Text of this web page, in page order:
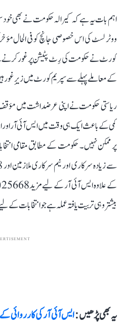
اہم بات یہ ہے کہ کیرالہ حکومت نے بھی
ووٹر لسٹ کی اس خصوصی جانچ کو فی الحال
کورٹ نے حکومت کی رِٹ پٹیشن پر غور کرنے سے
کے معاملے پہلے سے سپریم کورٹ میں زیرِ غور
ریاستی حکومت نے اپنی عرضداشت میں مؤقف
کمی کے باعث ایک ہی وقت میں ایس آئی آر اور
بیشتر وہی تربیت یافتہ عملہ ہے جو انتخابات
یہ بھی پڑھیں :ایس آئی آر کی